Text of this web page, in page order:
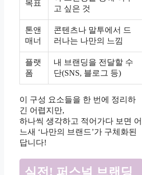
목표
고 싶은 것
톤앤
매너
콘텐츠나 말투에서 드
러나는 나만의 느낌
플랫
폼
내 브랜딩을 전달할 수
단(SNS, 블로그 등)
이 구성 요소들을 한 번에 정리하
긴 어렵지만,
하나씩 생각하고 적어가다 보면 어
느새 ‘나만의 브랜드’가 구체화된
답니다!
실전! 퍼스널 브랜딩